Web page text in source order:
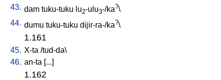
43. dam tuku-tuku lu2-ulu3-/ka?\
44. dumu tuku-tuku dijir-ra-/ka?\
1.161
45. X-ta /tud-da\
46. an-ta [...]
1.162